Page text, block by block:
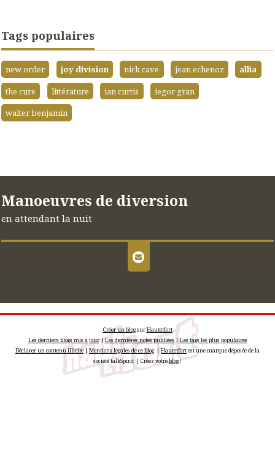
Tags populaires
new order joy division nick cave jean echenoz
allia
the cure
littérature ian curtis
iegor gran
walter benjamin
Manoeuvres de diversion
en attendant la nuit
Créer un blogsurHautetfort
Les derniers blogs mis à jour|Les dernières notes publiées |Les tags les plus populaires
Déclarer un contenu illicite|Mentions légales de ce blog| Hautetfortest une marque déposée de la
société talkSpirit | Créez votreblog!